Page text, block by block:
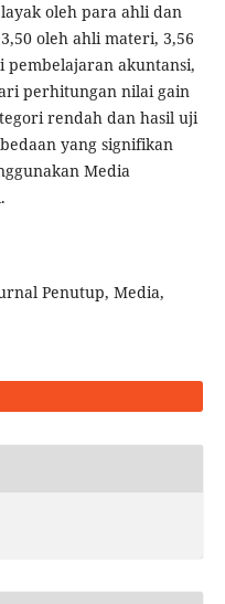
oleh para ahli dan
oleh ahli materi, 3,56
pembelajaran akuntansi,
perhitungan nilai gain
rendah dan hasil uji
yang signifikan
Media
Penutup, Media,